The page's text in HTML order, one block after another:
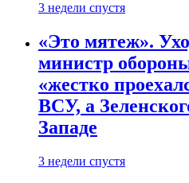
3 недели спустя
«Это мятеж».
министр
«жестко
ВСУ, а
Западе
3 недели спустя